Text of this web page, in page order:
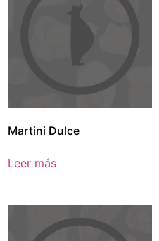
Martini Dulce
Leer más